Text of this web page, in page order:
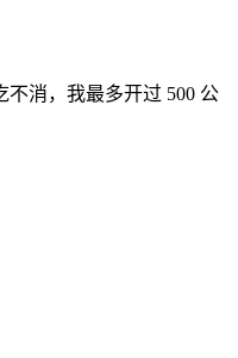
消，我最多开过 500 公